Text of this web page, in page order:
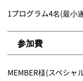
1プログラム4名(最小
参加費
MEMBER様(スペシャ